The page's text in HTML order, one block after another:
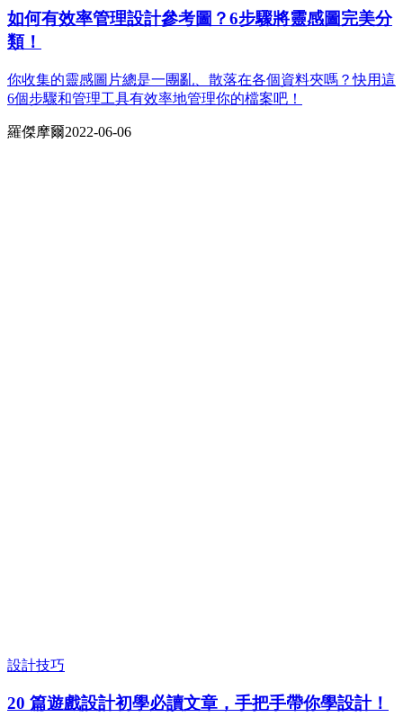
如何有效率管理設計參考圖？6步驟將靈感圖完美分
類！
你收集的靈感圖片總是一團亂、散落在各個資料夾嗎？快用這
6個步驟和管理工具有效率地管理你的檔案吧！
羅傑摩爾2022-06-06
設計技巧
20 篇遊戲設計初學必讀文章，手把手帶你學設計！